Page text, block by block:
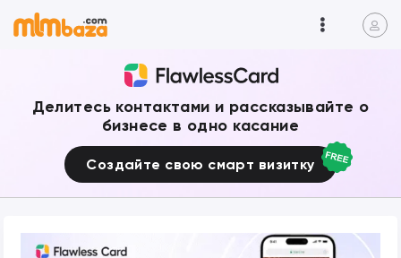
Делитесь контактами и рассказывайте о
бизнесе в одно касание
Создайте свою смарт визитку